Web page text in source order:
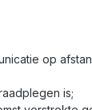
op
is;